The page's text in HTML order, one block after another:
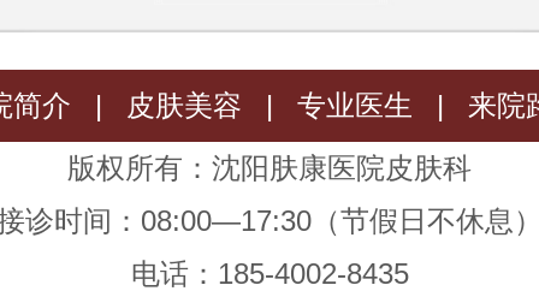
简介 | 皮肤美容 | 专业医生 |
来院
版权所有：沈阳肤康医院皮肤科
诊时间：08:00—17:30（节假日不休息
电话：185-4002-8435